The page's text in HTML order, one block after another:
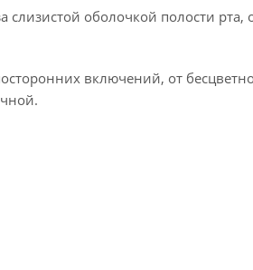
оболочкой полости рта,
включений, от